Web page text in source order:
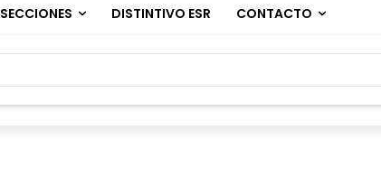
SECCIONES DISTINTIVO ESR CONTACTO